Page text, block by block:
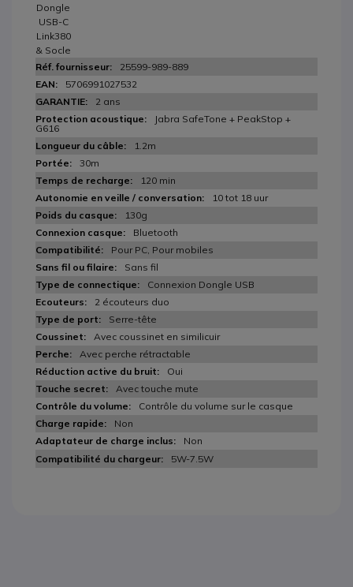
Dongle
USB-C
Link380
& Socle
25599-989-889
5706991027532
2 ans
Jabra SafeTone + PeakStop +
G616
1.2m
30m
120 min
10 tot 18 uur
130g
Bluetooth
Pour PC, Pour mobiles
Sans fil
Connexion Dongle USB
2 écouteurs duo
Serre-tête
Avec coussinet en similicuir
Avec perche rétractable
Oui
Avec touche mute
Contrôle du volume sur le casque
Non
Non
5W-7.5W